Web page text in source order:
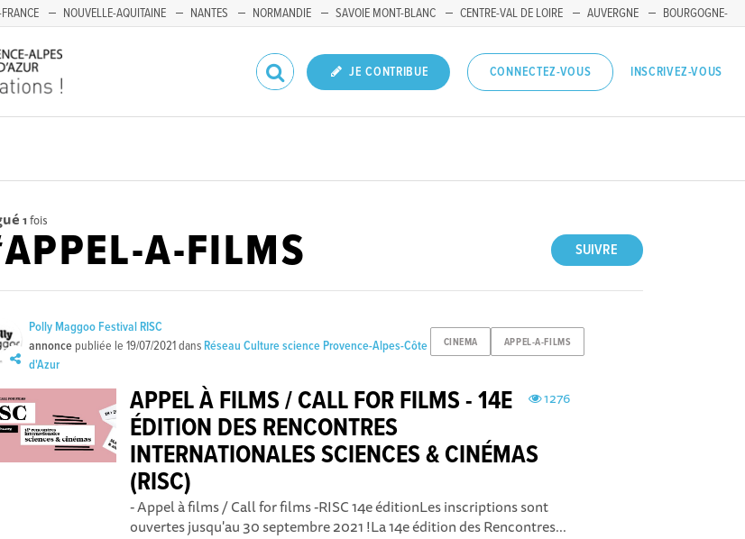
NOUVELLE-AQUITAINE NANTES NORMANDIE SAVOIE MONT-BLANC CENTRE-VAL DE LOIRE AUVERGNE
BOURGOGNE-
JE CONTRIBUE CONNECTEZ-VOUS INSCRIVEZ-VOUS
1 fois
SUIVRE
A-FILMS
CINEMA APPEL-A-FILMS
Polly Maggoo Festival RISC
annonce publiée le19/07/2021dans Réseau Culture science Provence-Alpes-Côte
d'Azur
1276
APPEL À FILMS / CALL FOR FILMS - 14E
ÉDITION DES RENCONTRES
INTERNATIONALES SCIENCES & CINÉMAS
(RISC)
- Appel à films / Call for films -RISC 14e éditionLes inscriptions sont
ouvertes jusqu'au 30 septembre 2021 !La 14e édition des Rencontres...